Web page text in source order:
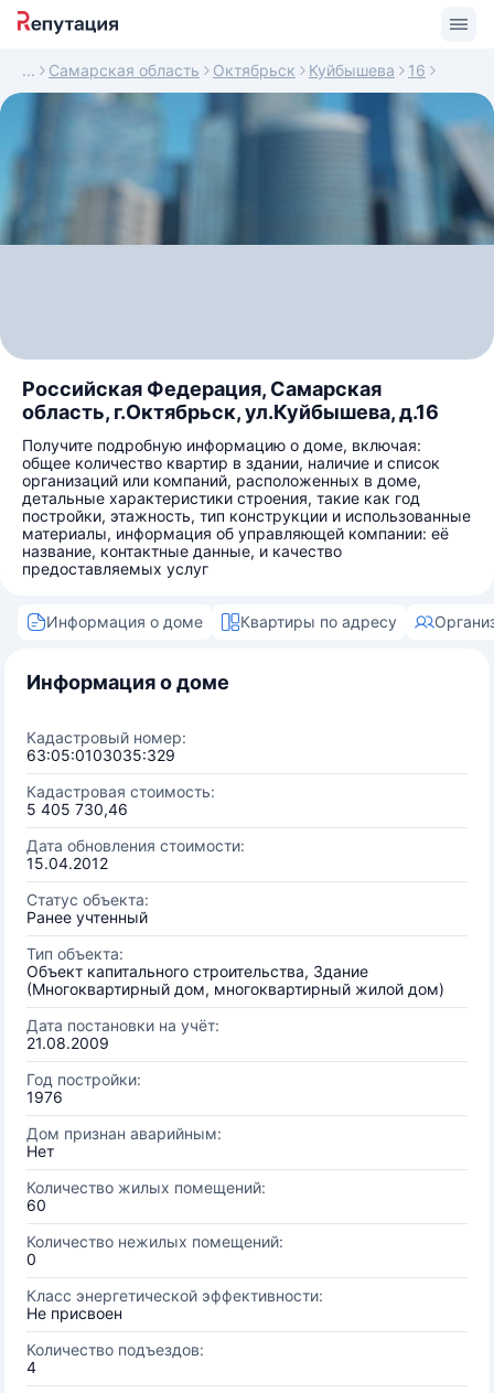
Самарская область Октябрьск Куйбышева 16
Российская Федерация, Самарская
область, г.Октябрьск, ул.Куйбышева, д.16
Получите подробную информацию о доме, включая:
общее количество квартир в здании, наличие и список
организаций или компаний, расположенных в доме,
детальные характеристики строения, такие как год
постройки, этажность, тип конструкции и использованные
материалы, информация об управляющей компании: её
название, контактные данные, и качество
предоставляемых услуг
Информация о доме Квартиры по адресу
Информация о доме
Кадастровый номер:
63:05:0103035:329
Кадастровая стоимость:
5 405 730,46
Дата обновления стоимости:
15.04.2012
Статус объекта:
Ранее учтенный
Тип объекта:
Объект капитального строительства, Здание
(Многоквартирный дом, многоквартирный жилой дом)
Дата постановки на учёт:
21.08.2009
Год постройки:
1976
Дом признан аварийным:
Нет
Количество жилых помещений:
60
Количество нежилых помещений:
0
Класс энергетической эффективности:
Не присвоен
Количество подъездов:
4